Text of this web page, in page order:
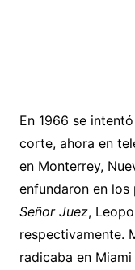
En 1966 se
corte, ahora en
en Monterrey,
enfundaron en los
Señor Juez,
respectivamente.
radicaba en